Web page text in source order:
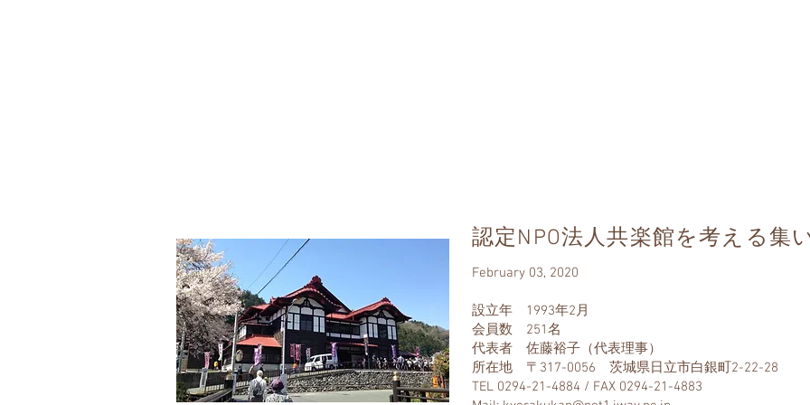
認定NPO法人共楽館を考える集
February 03, 2020
設立年 1993年2月
会員数 251名
代表者 佐藤裕子（代表理事）
所在地 〒317-0056 茨城県日立市白銀町2-22-28
TEL 0294-21-4884 / FAX 0294-21-4883